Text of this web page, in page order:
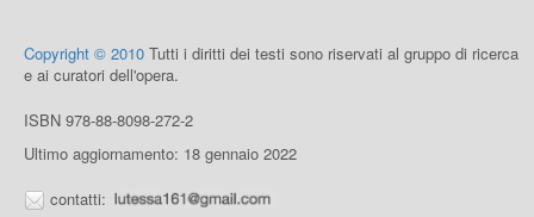
Copyright © 2010 Tutti i diritti dei testi sono riservati al gruppo di ricerca
e ai curatori dell'opera.
ISBN 978-88-8098-272-2
Ultimo aggiornamento: 18 gennaio 2022
contatti: